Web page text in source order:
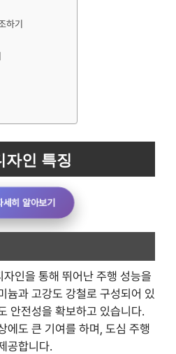
하기
자인 특징
세히 알아보기
인을 통해 뛰어난 주행 성능을
늄과 고강도 강철로 구성되어 있
안전성을 확보하고 있습니다.
에도 큰 기여를 하며, 도심 주행
공합니다.